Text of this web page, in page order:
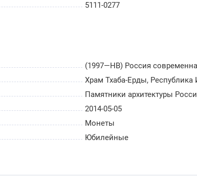
5111-0277
(1997—НВ) Россия
Храм Тхаба-Ерды, Республика
Памятники архитектуры
2014-05-05
Монеты
Юбилейные